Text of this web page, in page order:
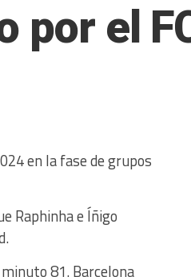
por el
en la fase de grupos
Raphinha e Íñigo
81. Barcelona